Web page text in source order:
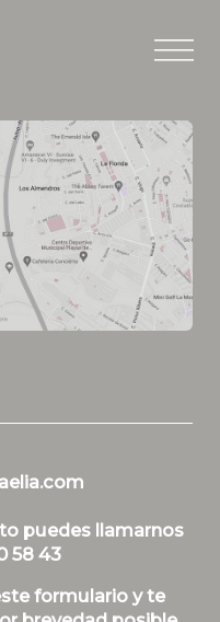
puedes llamarnos
58 43
formulario y te